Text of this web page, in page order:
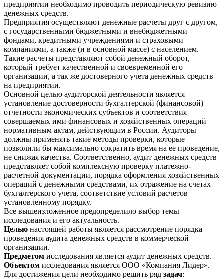
предприятии необходимо проводить периодическую ревизию
денежных средств.
Предприятия осуществляют денежные расчеты друг с другом,
с государственными бюджетными и внебюджетными
фондами, кредитными учреждениями и страховыми
компаниями, а также (и в основной массе) с населением.
Такие расчеты представляют собой денежный оборот,
который требует качественной и своевременной его
организации, а так же достоверного учета денежных средств
на предприятии.
Основной целью аудиторской деятельности является
установление достоверности бухгалтерской (финансовой)
отчетности экономических субъектов и соответствия
совершаемых ими финансовых и хозяйственных операций
нормативным актам, действующим в России. Аудиторы
должны применять такие методы проверки, которые
позволили бы максимально сократить время на ее проведение,
не снижая качества. Соответственно, аудит денежных средств
представляет собой комплексную проверку платежно-
расчетной документации, порядка оформления хозяйственных
операций с денежными средствами, их отражение на счетах
бухгалтерского учета, соответствие условий расчетов
установленному порядку.
Все вышеизложенное предопределило выбор темы
исследования и его актуальность.
Целью настоящей работы является рассмотрение порядка
проведения аудита денежных средств в коммерческой
организации.
Предметом исследования является аудит денежных средств.
Объектом исследования является ООО «Компания Лидер».
Для достижения цели необходимо решить ряд задач: